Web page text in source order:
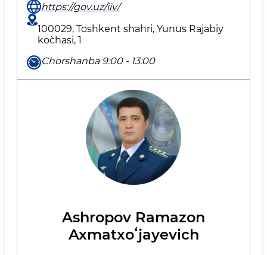
https://gov.uz/iiv/
100029, Toshkent shahri, Yunus Rаjаbiy
ko`chаsi, 1
Chorshanba 9:00 - 13:00
Ashropov Ramazon
Axmatxoʻjayevich